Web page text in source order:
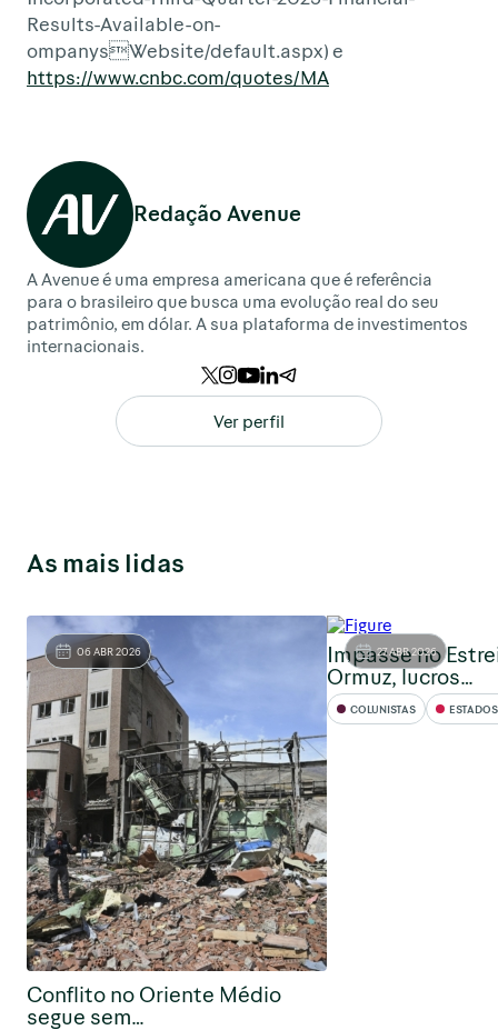
Results-Available-on-
ompanysWebsite/default.aspx) e
https://www.cnbc.com/quotes/MA
Redação Avenue
A Avenue é uma empresa americana que é referência
para o brasileiro que busca uma evolução real do seu
patrimônio, em dólar. A sua plataforma de investimentos
internacionais.
Ver perfil
As mais lidas
06 ABR 2026
Conflito no Oriente Médio
segue sem…
27 ABR 2026
Impasse no
Ormuz, lucros…
COLUNISTAS ESTADOS